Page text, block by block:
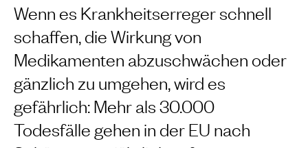
Wenn es Krankheitserreger schnell
schaffen, die Wirkung von
Medikamenten abzuschwächen oder
gänzlich zu umgehen, wird es
gefährlich: Mehr als 30.000
Todesfälle gehen in der EU nach